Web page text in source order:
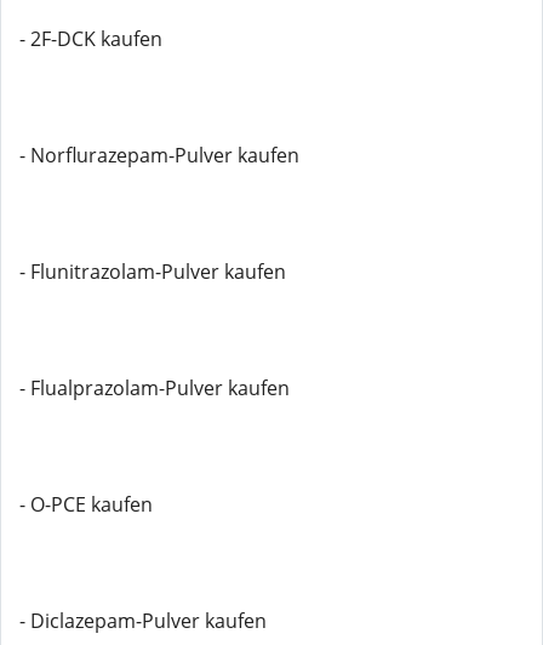
- 2F-DCK kaufen
- Norflurazepam-Pulver kaufen
- Flunitrazolam-Pulver kaufen
- Flualprazolam-Pulver kaufen
- O-PCE kaufen
- Diclazepam-Pulver kaufen